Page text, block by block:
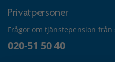
Privatpersoner
Frågor om tjänstepension
020-51 50 40